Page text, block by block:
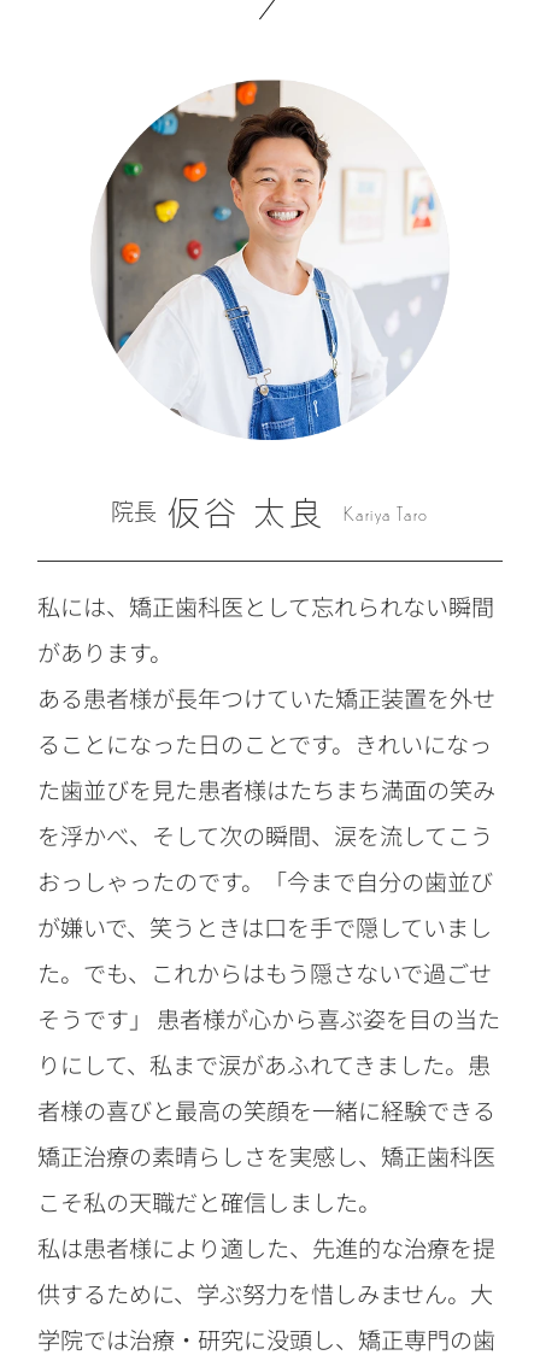
院長 仮谷 太良 Kariya Taro
私には、矯正歯科医として忘れられない瞬間
があります。
ある患者様が長年つけていた矯正装置を外せ
ることになった日のことです。きれいになっ
た歯並びを見た患者様はたちまち満面の笑み
を浮かべ、そして次の瞬間、涙を流してこう
おっしゃったのです。「今まで自分の歯並び
が嫌いで、笑うときは口を手で隠していまし
た。でも、これからはもう隠さないで過ごせ
そうです」 患者様が心から喜ぶ姿を目の当た
りにして、私まで涙があふれてきました。患
者様の喜びと最高の笑顔を一緒に経験できる
矯正治療の素晴らしさを実感し、矯正歯科医
こそ私の天職だと確信しました。
私は患者様により適した、先進的な治療を提
供するために、学ぶ努力を惜しみません。大
学院では治療・研究に没頭し、矯正専門の歯